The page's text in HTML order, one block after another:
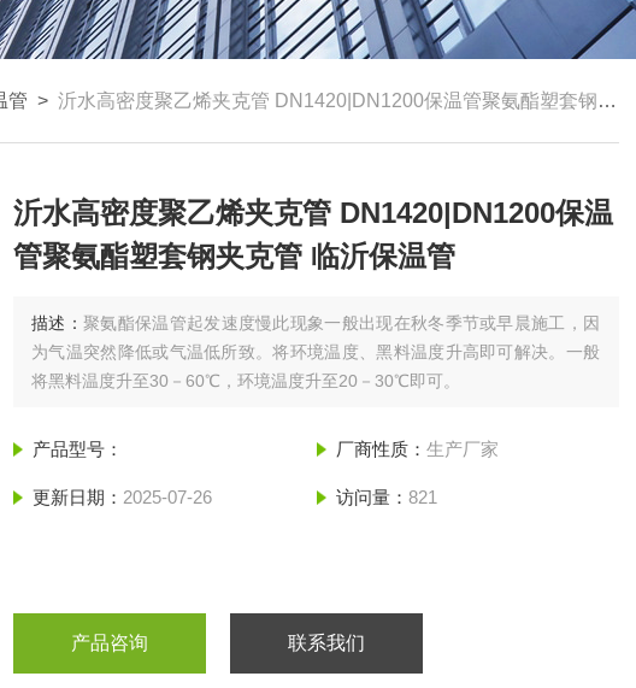
管 > 沂水高密度聚乙烯夹克管 DN1420|DN1200保温管聚氨酯塑套钢夹克管 临沂保温管
沂水高密度聚乙烯夹克管 DN1420|DN1200保温
管聚氨酯塑套钢夹克管 临沂保温管
描述：聚氨酯保温管起发速度慢此现象一般出现在秋冬季节或早晨施工，因
为气温突然降低或气温低所致。将环境温度、黑料温度升高即可解决。一般
将黑料温度升至30－60℃，环境温度升至20－30℃即可。
产品型号： 厂商性质： 生产厂家
更新日期： 2025-07-26 访问量： 821
产品咨询 联系我们